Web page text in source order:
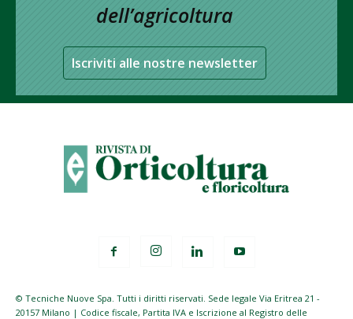
dell’agricoltura
Iscriviti alle nostre newsletter
© Tecniche Nuove Spa. Tutti i diritti riservati. Sede legale Via Eritrea 21 -
20157 Milano | Codice fiscale, Partita IVA e Iscrizione al Registro delle